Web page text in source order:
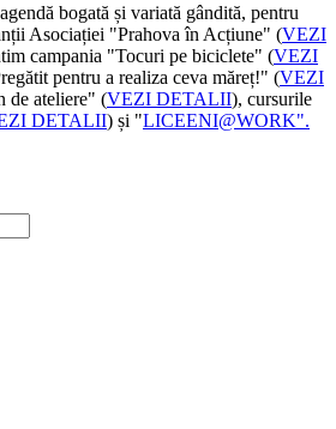
bogată și variată gândită, pentru
Asociației "Prahova în Acțiune" (VEZI
campania "Tocuri pe biciclete" (VEZI
pentru a realiza ceva măreț!" (VEZI
de ateliere" (VEZI DETALII), cursurile
DETALII) și "LICEENI@WORK".